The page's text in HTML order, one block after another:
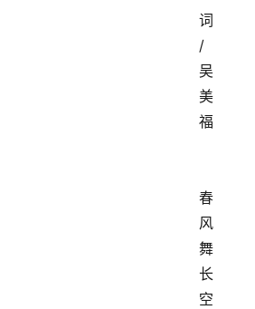
词
/
吴
美
福
春
风
舞
长
空